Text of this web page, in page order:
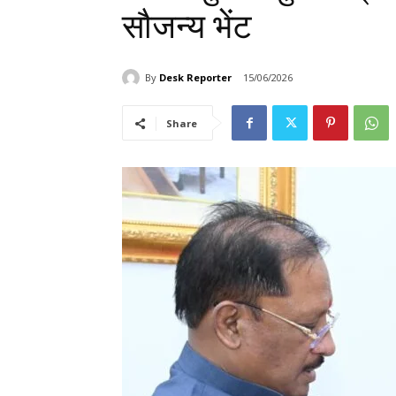
सौजन्य भेंट
By Desk Reporter 15/06/2026
Share